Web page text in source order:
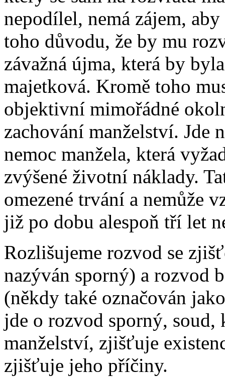
nepodílel, nemá zájem,
toho důvodu, že by mu
závažná újma, která by
majetková. Kromě toho
objektivní mimořádné
zachování manželství. Jde
nemoc manžela, která
zvýšené životní náklady.
omezené trvání a nemůže
již po dobu alespoň tří let
Rozlišujeme rozvod se
nazýván sporný) a rozvod
(někdy také označován
jde o rozvod sporný,
manželství, zjišťuje
zjišťuje jeho příčiny.